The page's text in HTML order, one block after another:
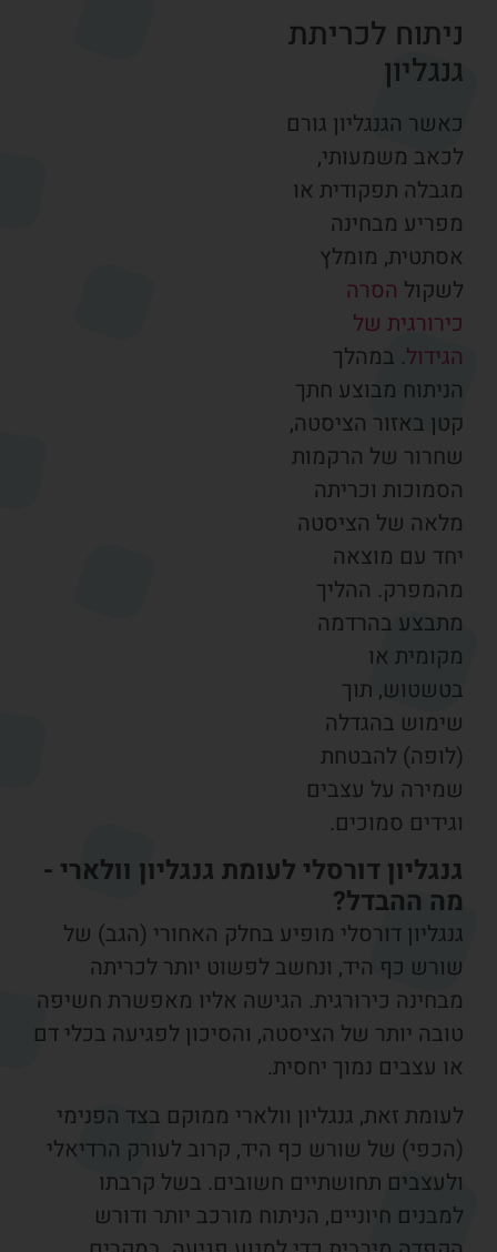
לכריתת
הגנגליון גורם
משמעותי,
תפקודית או
מבחינה
מומלץ
הסרה
של
. במהלך
מבוצע חתך
באזור הציסטה,
של הרקמות
וכריתה
של הציסטה
עם מוצאה
ההליך
בהרדמה
או
תוך
בהגדלה
להבטחת
על עצבים
סמוכים.
דורסלי לעומת גנגליון וולארי -
ההבדל?
דורסלי מופיע בחלק האחורי (הגב) של
כף היד, ונחשב לפשוט יותר לכריתה
כירורגית. הגישה אליו מאפשרת חשיפה
יותר של הציסטה, והסיכון לפגיעה בכלי דם
עצבים נמוך יחסית.
זאת, גנגליון וולארי ממוקם בצד הפנימי
של שורש כף היד, קרוב לעורק הרדיאלי
תחושתיים חשובים. בשל קרבתו
חיוניים, הניתוח מורכב יותר ודורש